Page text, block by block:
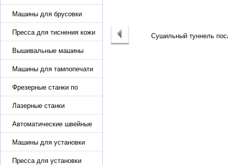
и стропы
Машины для брусовки
кожи,меха,поролона
Пресса для тиснения кожи
Вышивальные машины
Машины для тампопечати
Фрезерные станки по
металлу
Лазерные станки
Автоматические швейные
машины с программным
управлением
Машины для установки
жемчуга, бусин, заклепок и
фурнитура
Пресса для установки